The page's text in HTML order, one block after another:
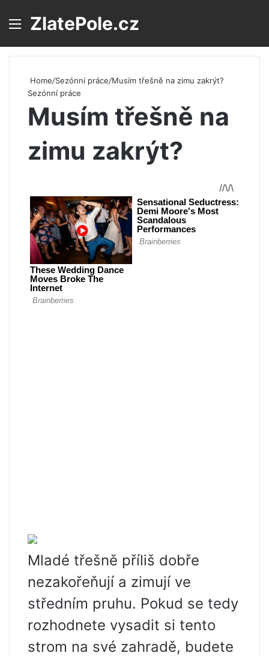
Menu
ZlatePole.cz
Home/Sezónní práce/Musím třešně na zimu zakrýt?
Sezónní práce
Musím třešně na
zimu zakrýt?
Mladé třešně příliš dobře
nezakořeňují a zimují ve
středním pruhu. Pokud se tedy
rozhodnete vysadit si tento
strom na své zahradě, budete